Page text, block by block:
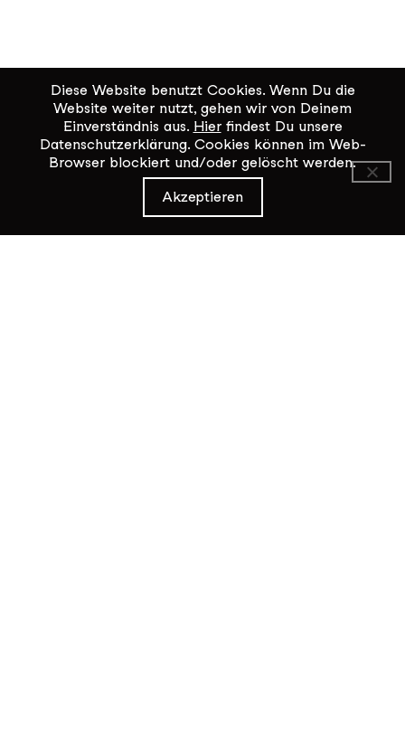
KiK Kultur im Kammgarn
Baumgartenstrasse 19
8200 Schaffhausen
Diese Website benutzt Cookies. Wenn Du die
Website weiter nutzt, gehen wir von Deinem
Einverständnis aus. Hierfindest Du unsere
Datenschutzerklärung. Cookies können im Web-
Browser blockiert und/oder gelöscht werden.
Akzeptieren